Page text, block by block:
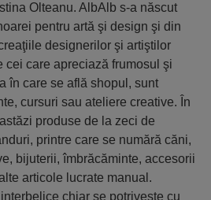
Olteanu. AlbAlb s-a născut
pentru artă şi design şi din
designerilor şi artiştilor
cei care apreciază frumosul şi
în care se află shopul, sunt
cursuri sau ateliere creative. În
produse de la zeci de
printre care se numără căni,
bijuterii, îmbrăcăminte, accesorii
articole lucrate manual.
chiar se potriveşte cu